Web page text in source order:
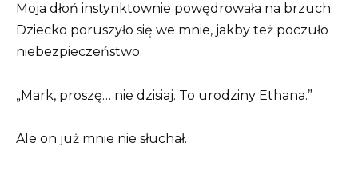
Moja dłoń instynktownie powędrowała na brzuch.
Dziecko poruszyło się we mnie, jakby też poczuło
niebezpieczeństwo.
„Mark, proszę… nie dzisiaj. To urodziny Ethana.”
Ale on już mnie nie słuchał.